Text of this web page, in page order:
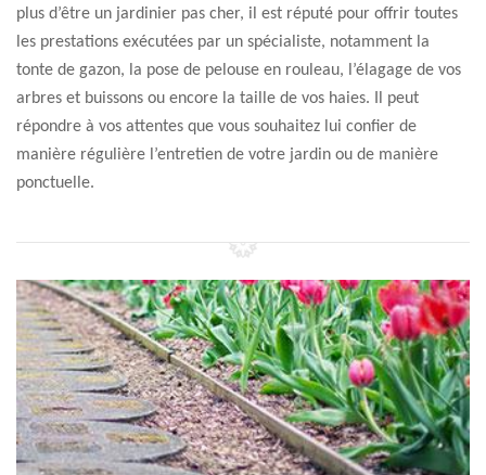
plus d’être un jardinier pas cher, il est réputé pour offrir toutes
les prestations exécutées par un spécialiste, notamment la
tonte de gazon, la pose de pelouse en rouleau, l’élagage de vos
arbres et buissons ou encore la taille de vos haies. Il peut
répondre à vos attentes que vous souhaitez lui confier de
manière régulière l’entretien de votre jardin ou de manière
ponctuelle.